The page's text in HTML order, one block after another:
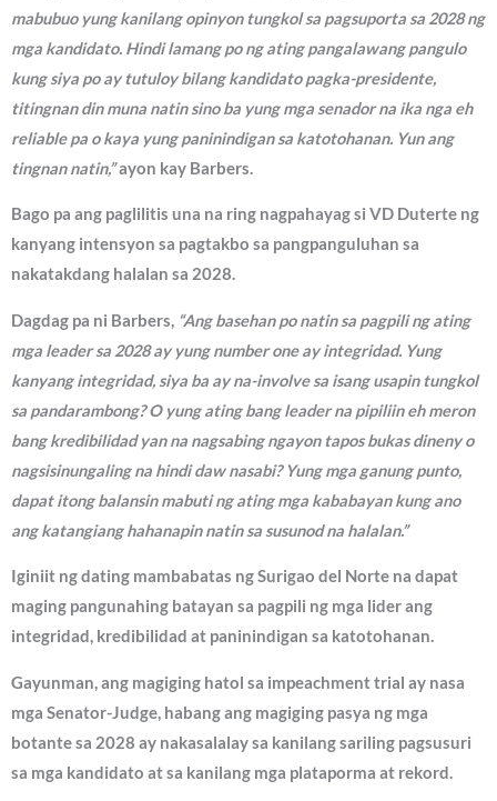
mabubuo yung kanilang opinyon tungkol sa pagsuporta sa 2028 ng
mga kandidato. Hindi lamang po ng ating pangalawang pangulo
kung siya po ay tutuloy bilang kandidato pagka-presidente,
titingnan din muna natin sino ba yung mga senador na ika nga eh
reliable pa o kaya yung paninindigan sa katotohanan. Yun ang
tingnan natin,”ayon kay Barbers.
Bago pa ang paglilitis una na ring nagpahayag si VD Duterte ng
kanyang intensyon sa pagtakbo sa pangpanguluhan sa
nakatakdang halalan sa 2028.
Dagdag pa ni Barbers, “Ang basehan po natin sa pagpili ng ating
mga leader sa 2028 ay yung number one ay integridad. Yung
kanyang integridad, siya ba ay na-involve sa isang usapin tungkol
sa pandarambong? O yung ating bang leader na pipiliin eh meron
bang kredibilidad yan na nagsabing ngayon tapos bukas dineny o
nagsisinungaling na hindi daw nasabi? Yung mga ganung punto,
dapat itong balansin mabuti ng ating mga kababayan kung ano
ang katangiang hahanapin natin sa susunod na halalan.”
Iginiit ng dating mambabatas ng Surigao del Norte na dapat
maging pangunahing batayan sa pagpili ng mga lider ang
integridad, kredibilidad at paninindigan sa katotohanan.
Gayunman, ang magiging hatol sa impeachment trial ay nasa
mga Senator-Judge, habang ang magiging pasya ng mga
botante sa 2028 ay nakasalalay sa kanilang sariling pagsusuri
sa mga kandidato at sa kanilang mga plataporma at rekord.